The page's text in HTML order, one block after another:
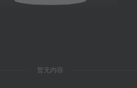
暂无内容